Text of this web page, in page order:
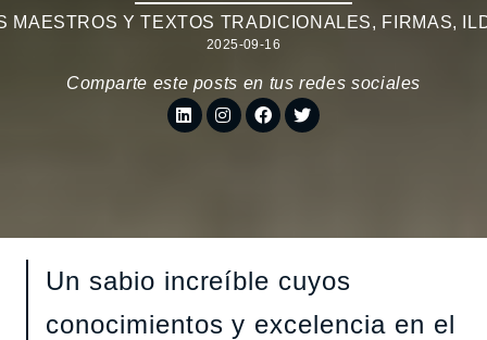
MAESTROS Y TEXTOS TRADICIONALES, FIRMAS,
2025-09-16
Comparte este posts en tus redes sociales
Un sabio increíble cuyos
conocimientos y excelencia en el